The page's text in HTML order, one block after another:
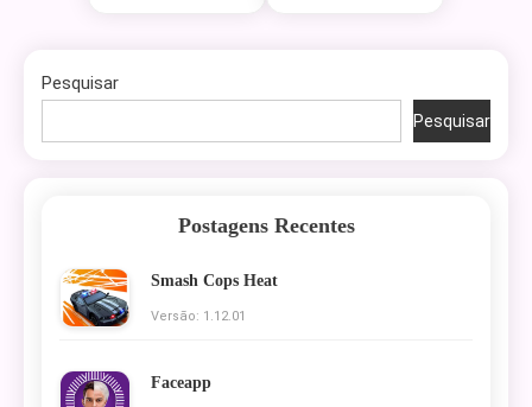
Pesquisar
Pesquisar
Postagens Recentes
Smash Cops Heat
Versão: 1.12.01
Faceapp